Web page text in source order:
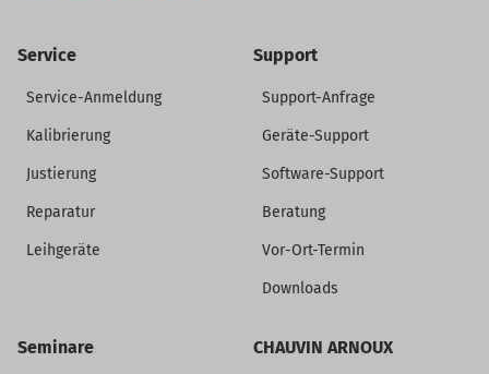
Service
Service-Anmeldung
Kalibrierung
Justierung
Reparatur
Leihgeräte
Support
Support-Anfrage
Geräte-Support
Software-Support
Beratung
Vor-Ort-Termin
Downloads
Seminare CHAUVIN ARNOUX